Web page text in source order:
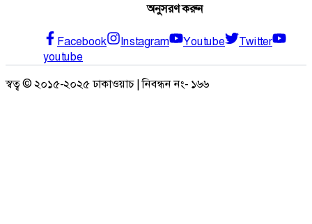
অনুসরণ করুন
Facebook Instagram Youtube
Twitter
youtube
স্বত্ব © ২০১৫-২০২৫ ঢাকাওয়াচ | নিবন্ধন নং- ১৬৬